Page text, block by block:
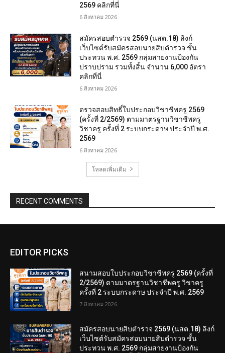
2569 คลิกที่นี่
6 สิงหาคม 2026
สมัครสอบตํารวจ 2569 (นสต.18) ลิงก์
เว็บไซต์รับสมัครสอบนายสิบตำรวจ ชั้น
ประทวน พ.ศ. 2569 กลุ่มสายงานป้องกัน
ปราบปราม รวมทั้งสิ้น จำนวน 6,000 อัตรา
คลิกที่นี่
6 สิงหาคม 2026
ตรวจสอบสิทธิ์ใบประกอบวิชาชีพครู 2569
(ครั้งที่ 2/2569) ตามมาตรฐานวิชาชีพครู
วิชาครู ครั้งที่ 2 ระบบกระดาษ ประจำปี พ.ศ.
2569
6 สิงหาคม 2026
โหลดเพิ่มเติม
RECENT COMMENTS
EDITOR PICKS
สนามสอบใบประกอบวิชาชีพครู 2569 (ครั้งที่
2/2569) ตามมาตรฐานวิชาชีพครู วิชาครู
ครั้งที่ 2 ระบบกระดาษ ประจำปี พ.ศ. 2569
7 สิงหาคม 2026
สมัครสอบนายสิบตำรวจ 2569 (นสต.18) ลิงก์
เว็บไซต์รับสมัครสอบนายสิบตำรวจ ชั้น
ประทวน พ.ศ. 2569 กลุ่มสายงานป้องกัน